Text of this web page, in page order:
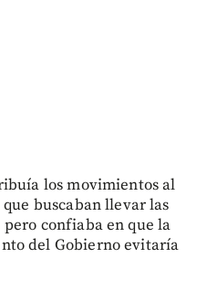
los movimientos al
buscaban llevar las
confiaba en que la
del Gobierno evitaría